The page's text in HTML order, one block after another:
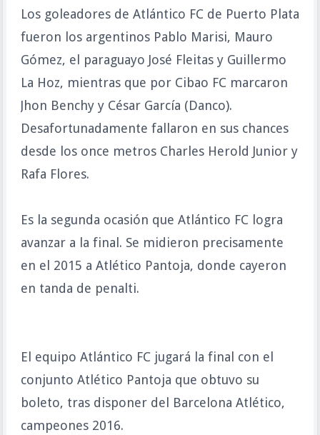
Los goleadores de Atlántico FC de Puerto Plata
fueron los argentinos Pablo Marisi, Mauro
Gómez, el paraguayo José Fleitas y Guillermo
La Hoz, mientras que por Cibao FC marcaron
Jhon Benchy y César García (Danco).
Desafortunadamente fallaron en sus chances
desde los once metros Charles Herold Junior y
Rafa Flores.
Es la segunda ocasión que Atlántico FC logra
avanzar a la final. Se midieron precisamente
en el 2015 a Atlético Pantoja, donde cayeron
en tanda de penalti.
El equipo Atlántico FC jugará la final con el
conjunto Atlético Pantoja que obtuvo su
boleto, tras disponer del Barcelona Atlético,
campeones 2016.